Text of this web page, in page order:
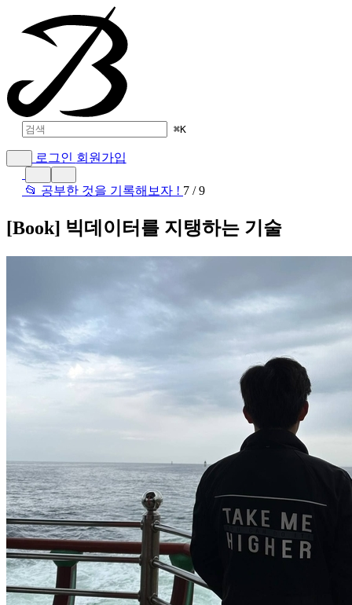
⌘K
로그인 회원가입
📂 공부한 것을 기록해보자 ! 7 / 9
[Book] 빅데이터를 지탱하는 기술